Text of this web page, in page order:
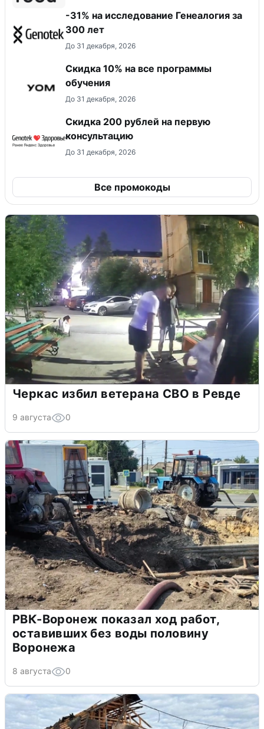
-31% на исследование Генеалогия за
300 лет
До 31 декабря, 2026
Скидка 10% на все программы
обучения
До 31 декабря, 2026
Скидка 200 рублей на первую
консультацию
До 31 декабря, 2026
Все промокоды
Черкас избил ветерана СВО в Ревде
9 августа 0
РВК-Воронеж показал ход работ,
оставивших без воды половину
Воронежа
8 августа 0